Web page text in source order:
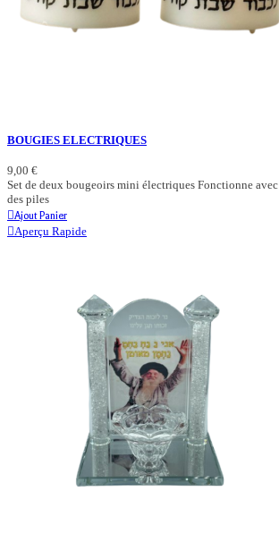
BOUGIES ELECTRIQUES
9,00 €
Set de deux bougeoirs mini électriques Fonctionne avec
des piles
Ajout Panier
Aperçu Rapide